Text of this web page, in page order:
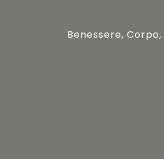
Benessere, Corpo,